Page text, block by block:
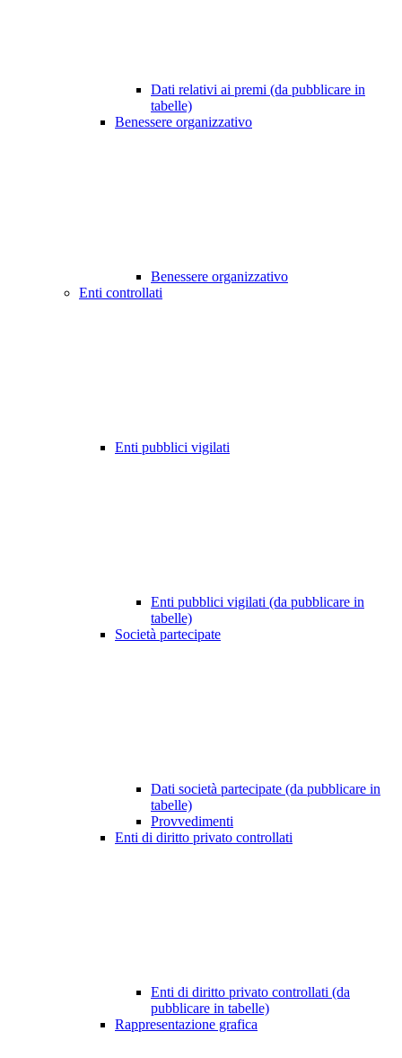
Dati relativi ai premi (da pubblicare in
tabelle)
Benessere organizzativo
Benessere organizzativo
Enti controllati
Enti pubblici vigilati
Enti pubblici vigilati (da pubblicare in
tabelle)
Società partecipate
Dati società partecipate (da pubblicare in
tabelle)
Provvedimenti
Enti di diritto privato controllati
Enti di diritto privato controllati (da
pubblicare in tabelle)
Rappresentazione grafica